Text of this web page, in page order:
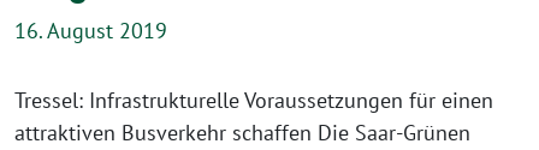
16. August 2019
Tressel: Infrastrukturelle Voraussetzungen für einen
attraktiven Busverkehr schaffen Die Saar-Grünen